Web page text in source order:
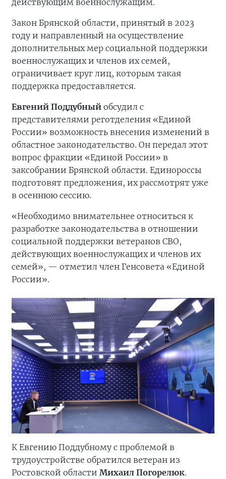
действующим военнослужащим.
Закон Брянской области, принятый в 2023
году и направленный на осуществление
дополнительных мер социальной поддержки
военнослужащих и членов их семей,
ограничивает круг лиц, которым такая
поддержка предоставляется.
Евгений Поддубный обсудил с
представителями реготделения «Единой
России» возможность внесения изменений в
областное законодательство. Он передал этот
вопрос фракции «Единой России» в
заксобрании Брянской области. Единороссы
подготовят предложения, их рассмотрят уже
в осеннюю сессию.
«Необходимо внимательнее относиться к
разработке законодательства в отношении
социальной поддержки ветеранов СВО,
действующих военнослужащих и членов их
семей», — отметил член Генсовета «Единой
России».
К Евгению Поддубному с проблемой в
трудоустройстве обратился ветеран из
Ростовской области Михаил Погорелюк.